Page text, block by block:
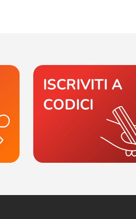
ISCRIVITI A
CODICI